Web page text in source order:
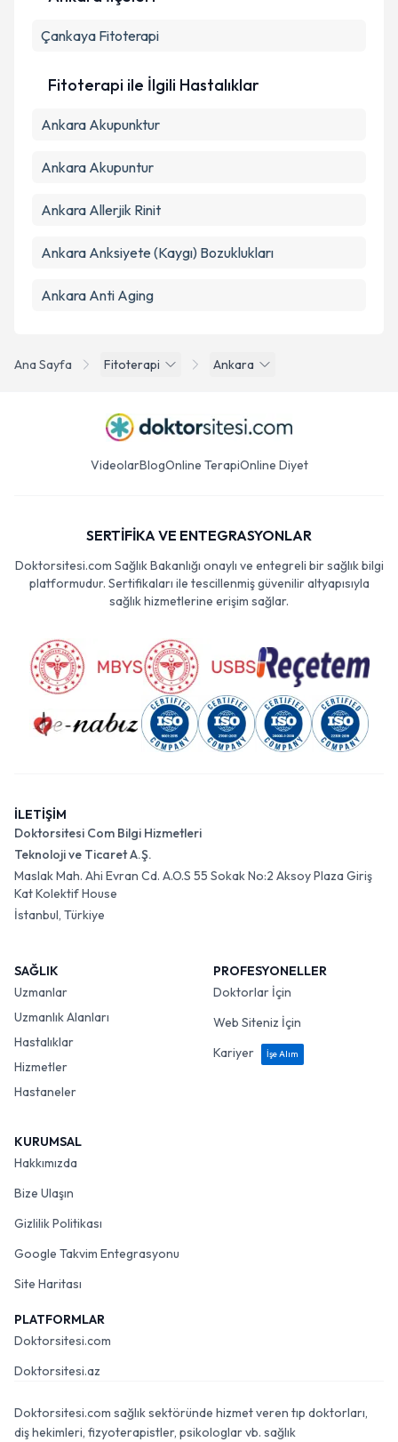
Ana Sayfa Fitoterapi Ankara
Çankaya Fitoterapi
Fitoterapi ile İlgili Hastalıklar
Ankara Akupunktur
Ankara Akupuntur
Ankara Allerjik Rinit
Ankara Anksiyete (Kaygı) Bozuklukları
Ankara Anti Aging
VideolarBlogOnline TerapiOnline Diyet
SERTİFİKA VE ENTEGRASYONLAR
Doktorsitesi.com Sağlık Bakanlığı onaylı ve entegreli bir sağlık bilgi
platformudur. Sertifikaları ile tescillenmiş güvenilir altyapısıyla
sağlık hizmetlerine erişim sağlar.
İLETİŞİM
Doktorsitesi Com Bilgi Hizmetleri
Teknoloji ve Ticaret A.Ş.
Maslak Mah. Ahi Evran Cd. A.O.S 55 Sokak No:2 Aksoy Plaza Giriş
Kat Kolektif House
İstanbul, Türkiye
SAĞLIK
Uzmanlar
Uzmanlık Alanları
Hastalıklar
Hizmetler
Hastaneler
PROFESYONELLER
Doktorlar İçin
Web Siteniz İçin
Kariyer
İşe Alım
KURUMSAL
Hakkımızda
Bize Ulaşın
Gizlilik Politikası
Google Takvim Entegrasyonu
Site Haritası
PLATFORMLAR
Doktorsitesi.com
Doktorsitesi.az
Doktorsitesi.com sağlık sektöründe hizmet veren tıp doktorları,
diş hekimleri, fizyoterapistler, psikologlar vb. sağlık